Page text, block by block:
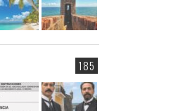
185